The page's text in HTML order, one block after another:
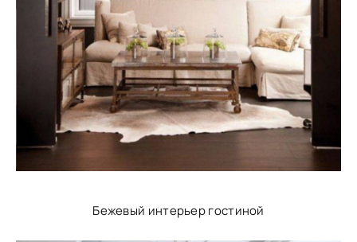
Бежевый интерьер гостиной